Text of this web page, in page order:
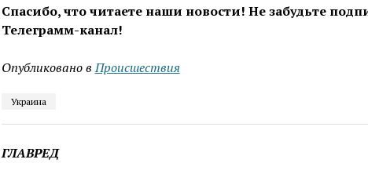
Спасибо, что читаете наши новости! Не забудьте
Телеграмм-канал!
Опубликовано в Проиcшествия
Украина
ГЛАВРЕД